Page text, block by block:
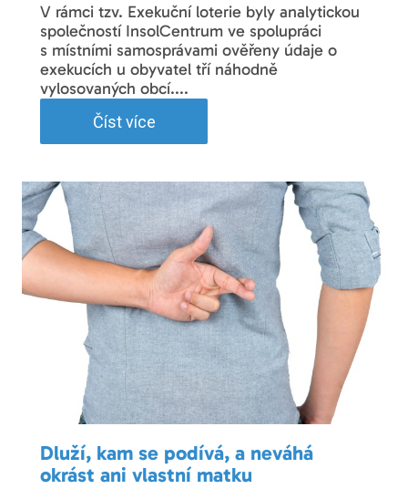
V rámci tzv. Exekuční loterie byly analytickou
společností InsolCentrum ve spolupráci
s místními samosprávami ověřeny údaje o
exekucích u obyvatel tří náhodně
vylosovaných obcí....
Číst více
Dluží, kam se podívá, a neváhá
okrást ani vlastní matku